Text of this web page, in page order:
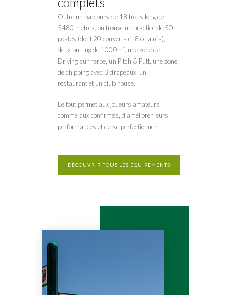
Outre un parcours de 18 trous long de
5480 mètres, on trouve un practice de 50
postes (dont 20 couverts et 8 éclairés),
deux putting de 1000m², une zone de
Driving sur herbe, un Pitch & Putt, une zone
de chipping avec 3 drapeaux, un
restaurant et un club house.
Le tout permet aux joueurs amateurs
comme aux confirmés, d’améliorer leurs
performances et de se perfectionner.
DÉCOUVRIR TOUS LES ÉQUIPEMENTS